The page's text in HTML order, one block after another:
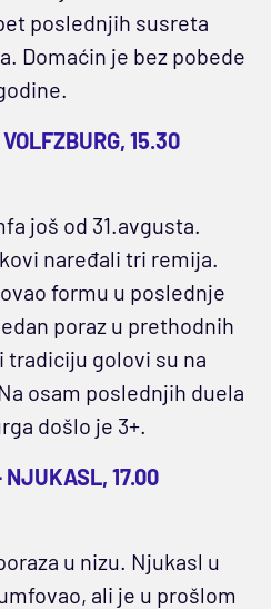
poslednjih susreta
Domaćin je bez pobede
15.30
još od 31.avgusta.
naređali tri remija.
formu u poslednje
poraz u prethodnih
tradiciju golovi su na
osam poslednjih duela
došlo je 3+.
17.00
u nizu. Njukasl u
ali je u prošlom